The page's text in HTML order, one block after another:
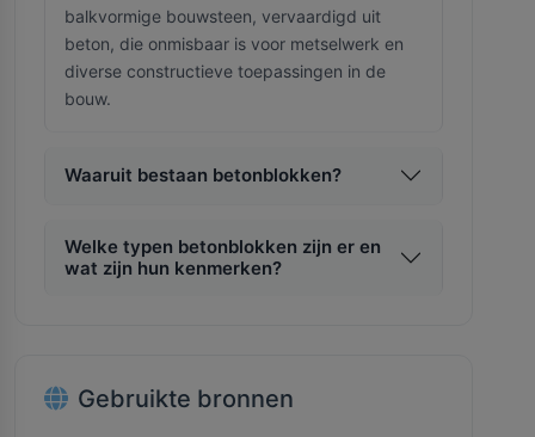
balkvormige bouwsteen, vervaardigd uit
beton, die onmisbaar is voor metselwerk en
diverse constructieve toepassingen in de
bouw.
Waaruit bestaan betonblokken?
Welke typen betonblokken zijn er en
wat zijn hun kenmerken?
Gebruikte bronnen